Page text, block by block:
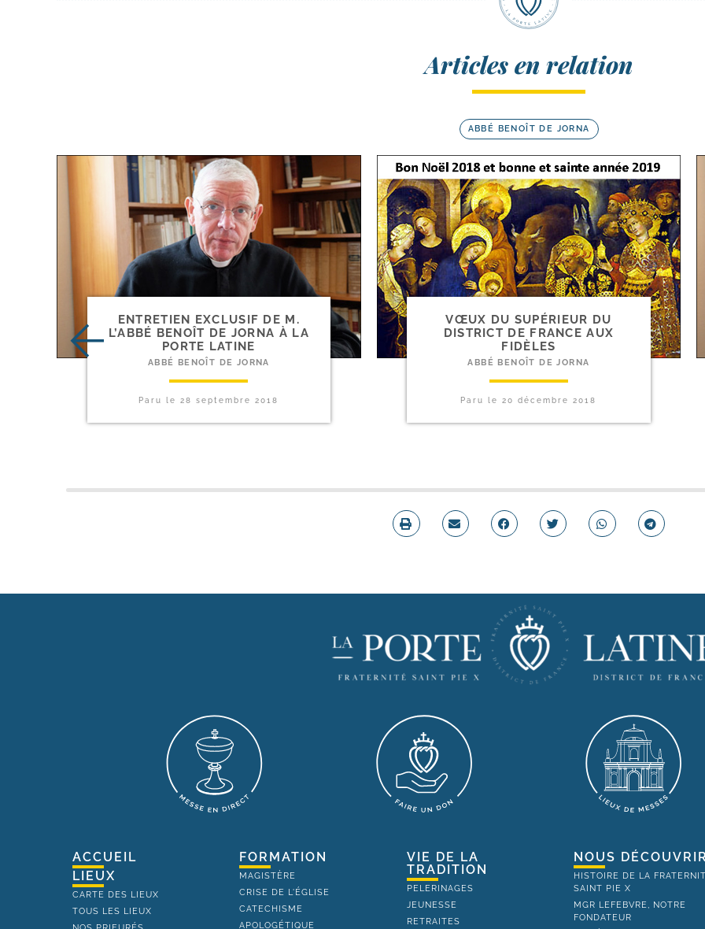
Articles en relation
ABBÉ BENOÎT DE JORNA
ENTRETIEN EXCLUSIF DE M.
L’ABBÉ BENOÎT DE JORNA À LA
PORTE LATINE
ABBÉ BENOÎT DE JORNA
Paru le28 septembre 2018
VŒUX DU SUPÉRIEUR DU
DISTRICT DE FRANCE AUX
FIDÈLES
ABBÉ BENOÎT DE JORNA
Paru le20 décembre 2018
ACCUEIL
LIEUX
CARTE DES LIEUX
TOUS LES LIEUX
FORMATION
MAGISTÈRE
CRISE DE L'ÉGLISE
CATECHISME
APOLOGÉTIQUE
VIE DE LA
TRADITION
PELERINAGES
JEUNESSE
RETRAITES
NOUS
HISTOIRE DE LA
SAINT PIE X
MGR LEFEBVRE, NOTRE
FONDATEUR